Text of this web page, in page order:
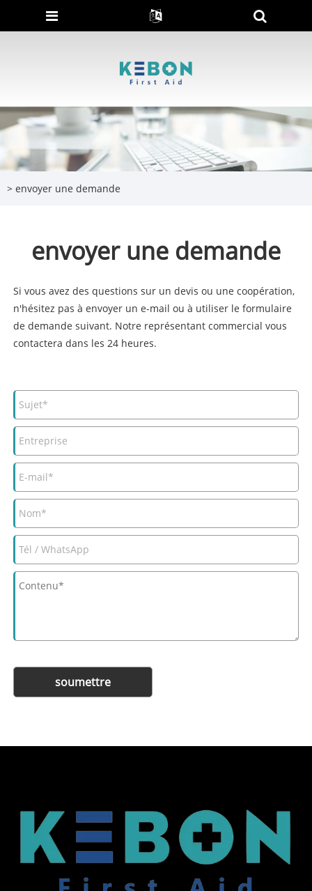
> envoyer une demande
envoyer une demande
Si vous avez des questions sur un devis ou une coopération,
n'hésitez pas à envoyer un e-mail ou à utiliser le formulaire
de demande suivant. Notre représentant commercial vous
contactera dans les 24 heures.
soumettre